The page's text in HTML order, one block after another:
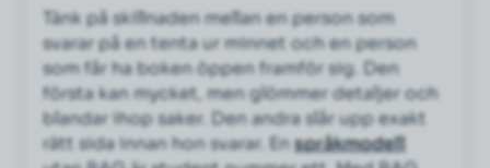
Tänk på skillnaden mellan en person som
svarar på en tenta ur minnet och en person
som får ha boken öppen framför sig. Den
första kan mycket, men glömmer detaljer och
blandar ihop saker. Den andra slår upp exakt
rätt sida innan hon svarar. Enspråkmodell